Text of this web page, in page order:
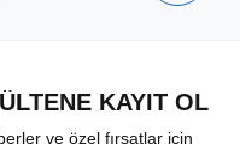
KAYIT OL
ve özel fırsatlar için